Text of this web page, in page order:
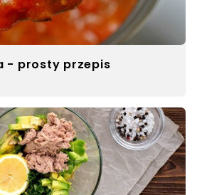
- prosty przepis